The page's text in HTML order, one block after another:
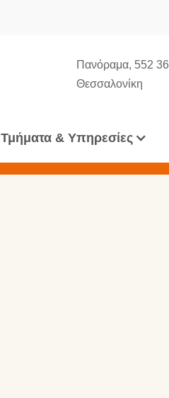
Πανόραμα, 552 36
Θεσσαλονίκη
Τμήματα & Υπηρεσίες